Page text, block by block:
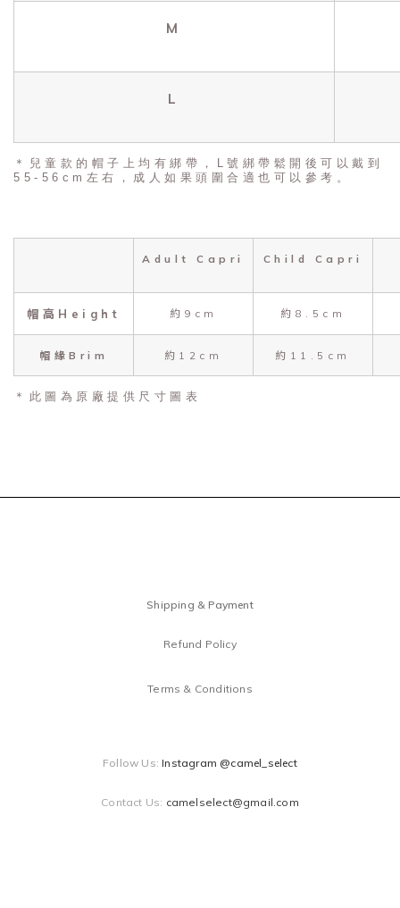
M
L
＊兒童款的帽子上均有綁帶，L號綁帶鬆開後可以戴到
55-56cm左右，成人如果頭圍合適也可以參考。
Adult Capri Child Capri
帽高Height 約9cm 約8.5cm
帽緣Brim 約12cm 約11.5cm
＊此圖為原廠提供尺寸圖表
Shipping & Payment
Refund Policy
Terms & Conditions
Follow Us:Instagram @camel_select
Contact Us: camelselect@gmail.com